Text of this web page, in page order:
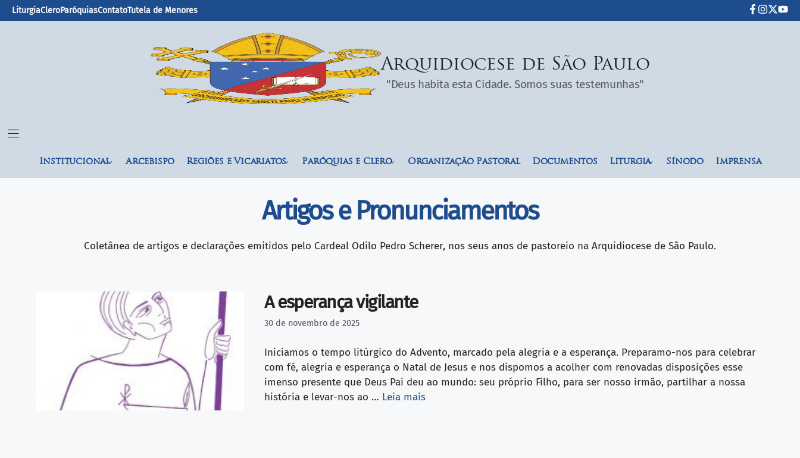
LiturgiaCleroParóquiasContatoTutela de Menores
Arquidiocese de São Paulo
"Deus habita esta Cidade. Somos suas testemunhas"
Institucional Arcebispo Regiões e Vicariatos Paróquias e Clero Organização Pastoral Documentos Liturgia Sínodo Imprensa
Artigos e Pronunciamentos
Coletânea de artigos e declarações emitidos pelo Cardeal Odilo Pedro Scherer, nos seus anos de pastoreio na Arquidiocese de São Paulo.
A esperança vigilante
30 de novembro de 2025
Iniciamos o tempo litúrgico do Advento, marcado pela alegria e a esperança. Preparamo-nos para celebrar
com fé, alegria e esperança o Natal de Jesus e nos dispomos a acolher com renovadas disposições esse
imenso presente que Deus Pai deu ao mundo: seu próprio Filho, para ser nosso irmão, partilhar a nossa
história e levar-nos ao … Leia mais